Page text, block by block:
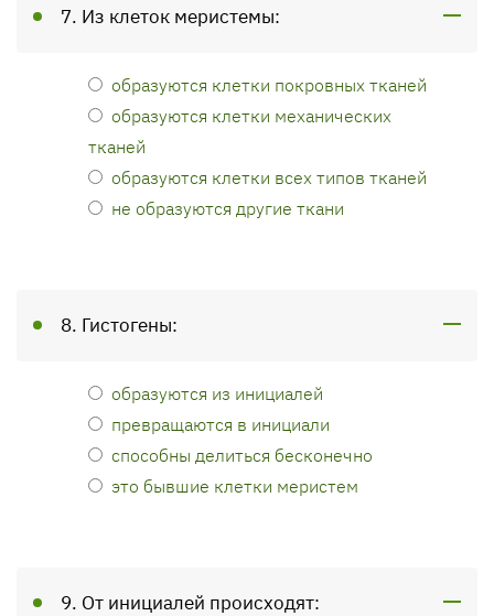
7. Из клеток меристемы:
образуются клетки покровных тканей
образуются клетки механических
тканей
образуются клетки всех типов тканей
не образуются другие ткани
8. Гистогены:
образуются из инициалей
превращаются в инициали
способны делиться бесконечно
это бывшие клетки меристем
9. От инициалей происходят: